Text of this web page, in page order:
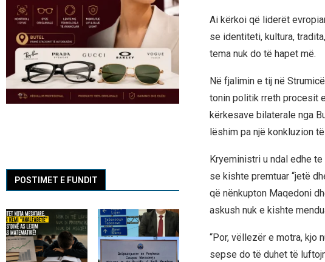
Ai kërkoi që liderët
se identiteti, kultura,
tema nuk do të hapet më.
Në fjalimin e tij në
tonin politik rreth procesit
kërkesave bilaterale nga
lëshim pa një konkluzion
Kryeministri u ndal edhe
se kishte premtuar “jetë
që nënkupton Maqedoni
askush nuk e kishte
“Por, vëllezër e motra, kjo
sepse do të duhet të
POSTIMET E FUNDIT